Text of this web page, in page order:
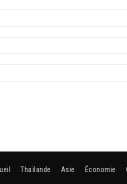
Thaïlande Asie Économie